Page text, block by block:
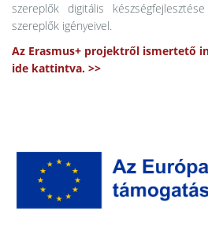
szereplők digitális
szereplők igényeivel.
Az Erasmus+ projektről ismertető
ide kattintva. >>